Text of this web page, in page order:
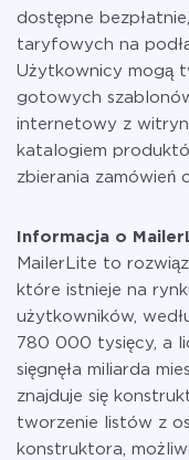
dostępne
taryfowych na
Użytkownicy mogą
gotowych
internetowy z
katalogiem
zbierania zamówień
Informacja o
MailerLite to
które istnieje na
użytkowników,
780 000 tysięcy, a
sięgnęła miliarda
znajduje się
tworzenie listów z
konstruktora,